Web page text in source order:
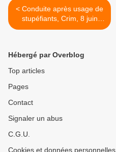
< Conduite après usage de
stupéfiants, Crim, 8 juin
2011
Hébergé par Overblog
Top articles
Pages
Contact
Signaler un abus
C.G.U.
Cookies et données personnelles